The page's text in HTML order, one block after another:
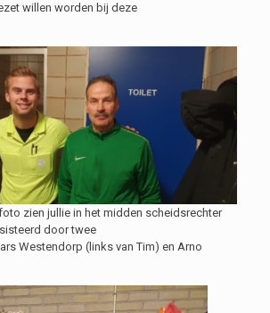
willen worden bij deze
zien jullie in het midden scheidsrechter
door twee
Westendorp (links van Tim) en Arno